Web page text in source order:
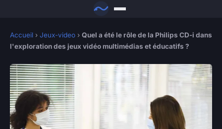
Accueil › Jeux-video › Quel a été le rôle de la Philips CD-i dans
l'exploration des jeux vidéo multimédias et éducatifs ?